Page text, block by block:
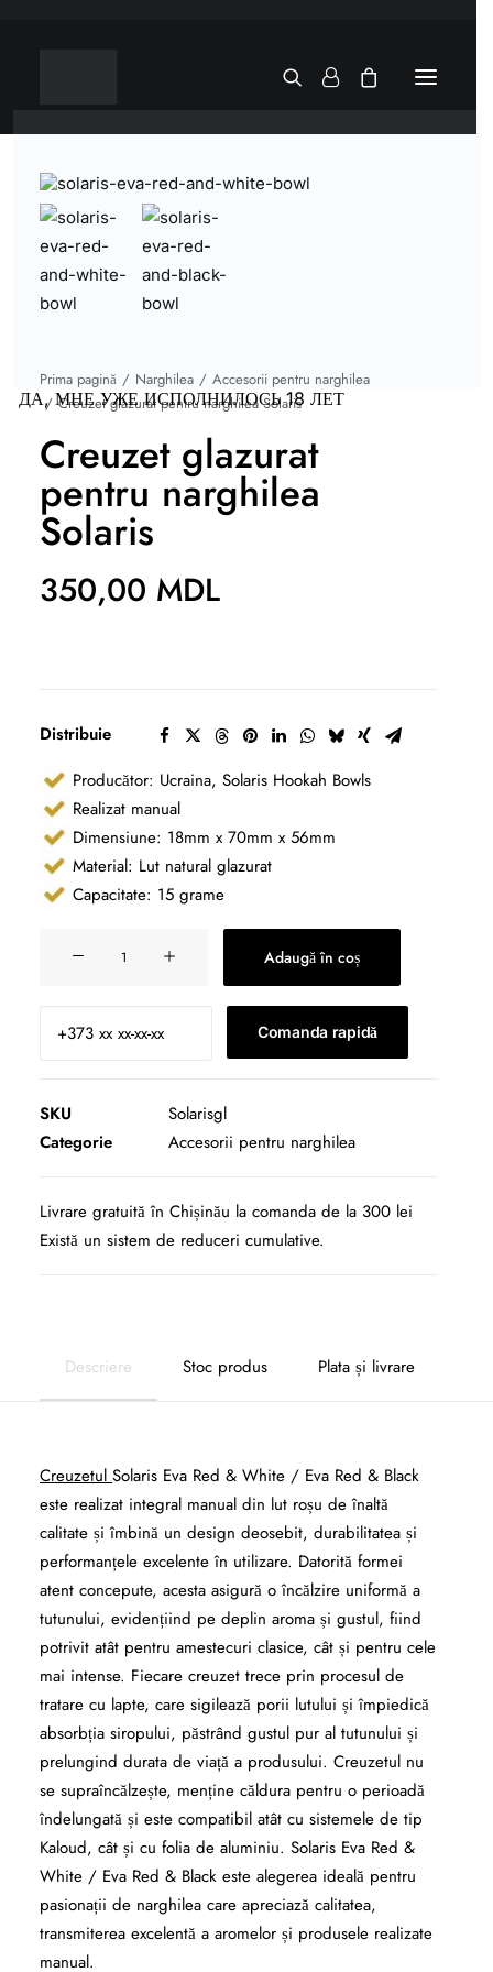
Prima pagină Narghilea
Accesorii pentru narghilea
Creuzet glazurat pentru narghilea Solaris
Creuzet glazurat
pentru narghilea
Solaris
350,00 MDL
Distribuie
Producător: Ucraina, Solaris Hookah Bowls
Realizat manual
Dimensiune: 18mm x 70mm x 56mm
Material: Lut natural glazurat
Capacitate: 15 grame
pentru
Adaugă în coș
Comanda rapidă
SKU
Solarisgl
Categorie
Accesorii pentru narghilea
Livrare gratuită în Chișinău la comanda de la 300 lei
Există un sistem de reduceri cumulative.
Descriere Stoc produs Plata și livrare
Creuzetul Solaris Eva Red & White / Eva Red & Black
este realizat integral manual din lut roșu de înaltă
calitate și îmbină un design deosebit, durabilitatea și
performanțele excelente în utilizare. Datorită formei
atent concepute, acesta asigură o încălzire uniformă a
tutunului, evidențiind pe deplin aroma și gustul, fiind
potrivit atât pentru amestecuri clasice, cât și pentru cele
mai intense. Fiecare creuzet trece prin procesul de
tratare cu lapte, care sigilează porii lutului și împiedică
absorbția siropului, păstrând gustul pur al tutunului și
prelungind durata de viață a produsului. Creuzetul nu
se supraîncălzește, menține căldura pentru o perioadă
îndelungată și este compatibil atât cu sistemele de tip
Kaloud, cât și cu folia de aluminiu. Solaris Eva Red &
White / Eva Red & Black este alegerea ideală pentru
pasionații de narghilea care apreciază calitatea,
transmiterea excelentă a aromelor și produsele realizate
manual.
ДА, МНЕ УЖЕ ИСПОЛНИЛОСЬ 18 ЛЕТ